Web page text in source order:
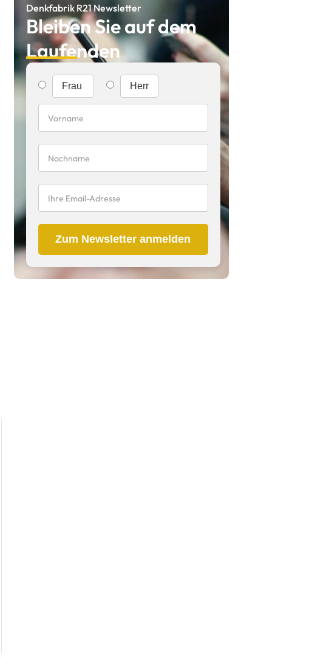
Denkfabrik R21 Newsletter
Bleiben Sie auf dem
Laufenden
Frau Herr
Zum Newsletter anmelden